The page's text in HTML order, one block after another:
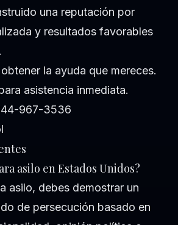
una reputación por
y resultados favorables
la ayuda que mereces.
asistencia inmediata.
967-3536
asilo en Estados Unidos?
asilo, debes demostrar un
de persecución basado en